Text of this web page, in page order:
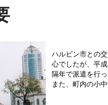
ハルビン市との
心でしたが、平
隔年で派遣を行
また、町内の小